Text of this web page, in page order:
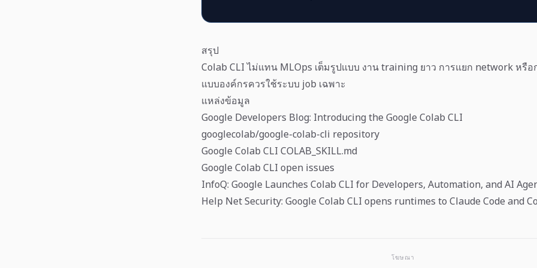
สรุป
Colab CLI ไม่แทน MLOps เต็มรูปแบบ งาน training ยาว การแยก network หรื
แบบองค์กรควรใช้ระบบ job เฉพาะ
แหล่งข้อมูล
Google Developers Blog: Introducing the Google Colab CLI
googlecolab/google-colab-cli repository
Google Colab CLI COLAB_SKILL.md
Google Colab CLI open issues
InfoQ: Google Launches Colab CLI for Developers, Automation, and AI
Help Net Security: Google Colab CLI opens runtimes to Claude Code and
โฆษณา